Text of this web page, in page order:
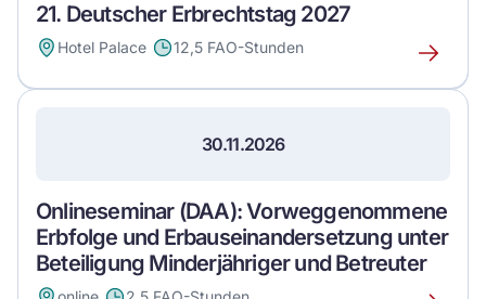
21. Deutscher Erbrechtstag 2027
Hotel Palace 12,5 FAO-Stunden
Erfahre
mehr
30.11.2026
Onlineseminar (DAA): Vorweggenommene
Erbfolge und Erbauseinandersetzung unter
Beteiligung Minderjähriger und Betreuter